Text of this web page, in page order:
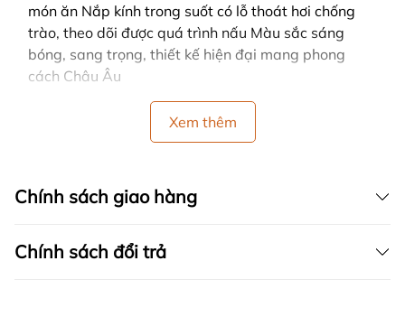
món ăn Nắp kính trong suốt có lỗ thoát hơi chống
trào, theo dõi được quá trình nấu Màu sắc sáng
bóng, sang trọng, thiết kế hiện đại mang phong
cách Châu Âu
Xem thêm
Chính sách giao hàng
Chính sách đổi trả